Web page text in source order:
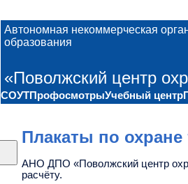
Автономная некоммерческая
образования
«Поволжский центр
СОУТПрофосмотрыУчебный центр
Плакаты по охране
АНО ДПО «Поволжский центр
расчёту.